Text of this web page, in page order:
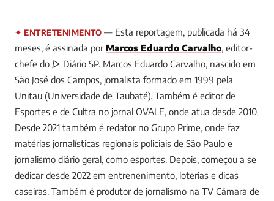
✦ ENTRETENIMENTO — Esta reportagem, publicada há 34
meses, é assinada por Marcos Eduardo Carvalho, editor-
chefe do ▷ Diário SP. Marcos Eduardo Carvalho, nascido em
São José dos Campos, jornalista formado em 1999 pela
Unitau (Universidade de Taubaté). Também é editor de
Esportes e de Cultra no jornal OVALE, onde atua desde 2010.
Desde 2021 também é redator no Grupo Prime, onde faz
matérias jornalísticas regionais policiais de São Paulo e
jornalismo diário geral, como esportes. Depois, começou a se
dedicar desde 2022 em entrenenimento, loterias e dicas
caseiras. Também é produtor de jornalismo na TV Câmara de